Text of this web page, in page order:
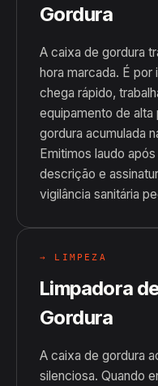
Gordura
A caixa de gordura
hora marcada. É por
chega rápido,
equipamento de alta
gordura acumulada
Emitimos laudo
descrição e
vigilância sanitária
→ LIMPEZA
Limpadora
Gordura
A caixa de gordura
silenciosa. Quando